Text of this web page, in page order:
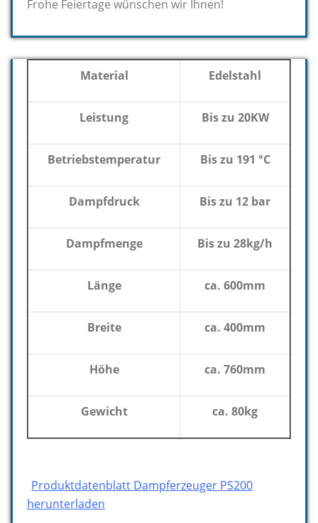
Frohe Feiertage wünschen wir Ihnen!
Material Edelstahl
Leistung Bis zu 20KW
Betriebstemperatur Bis zu 191 °C
Dampfdruck Bis zu 12 bar
Dampfmenge Bis zu 28kg/h
Länge ca. 600mm
Breite ca. 400mm
Höhe ca. 760mm
Gewicht ca. 80kg
Produktdatenblatt Dampferzeuger PS200
herunterladen